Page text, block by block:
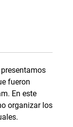
fueron
En este
organizar los